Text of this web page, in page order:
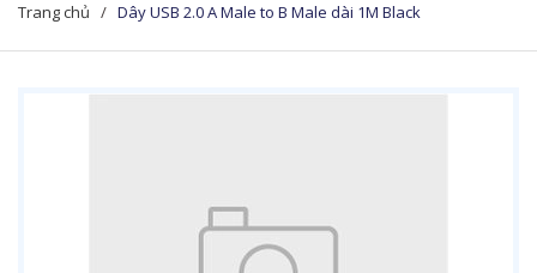
Trang chủ / Dây USB 2.0 A Male to B Male dài 1M Black